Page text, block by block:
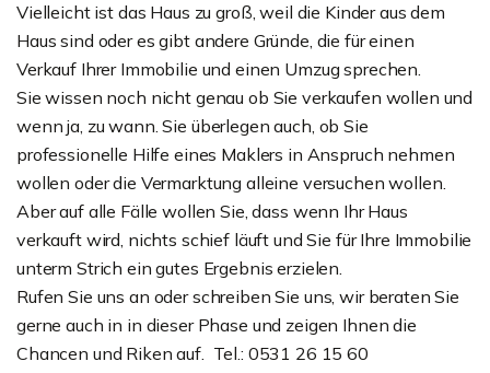
Vielleicht ist das Haus zu groß, weil die Kinder aus dem
Haus sind oder es gibt andere Gründe, die für einen
Verkauf Ihrer Immobilie und einen Umzug sprechen.
Sie wissen noch nicht genau ob Sie verkaufen wollen und
wenn ja, zu wann. Sie überlegen auch, ob Sie
professionelle Hilfe eines Maklers in Anspruch nehmen
wollen oder die Vermarktung alleine versuchen wollen.
Aber auf alle Fälle wollen Sie, dass wenn Ihr Haus
verkauft wird, nichts schief läuft und Sie für Ihre Immobilie
unterm Strich ein gutes Ergebnis erzielen.
Rufen Sie uns an oder schreiben Sie uns, wir beraten Sie
gerne auch in in dieser Phase und zeigen Ihnen die
Chancen und Riken auf. Tel.: 0531 26 15 60